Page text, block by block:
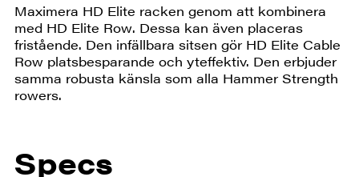
Maximera HD Elite racken genom att kombinera
med HD Elite Row. Dessa kan även placeras
fristående. Den infällbara sitsen gör HD Elite Cable
Row platsbesparande och yteffektiv. Den erbjuder
samma robusta känsla som alla Hammer Strength
rowers.
Specs